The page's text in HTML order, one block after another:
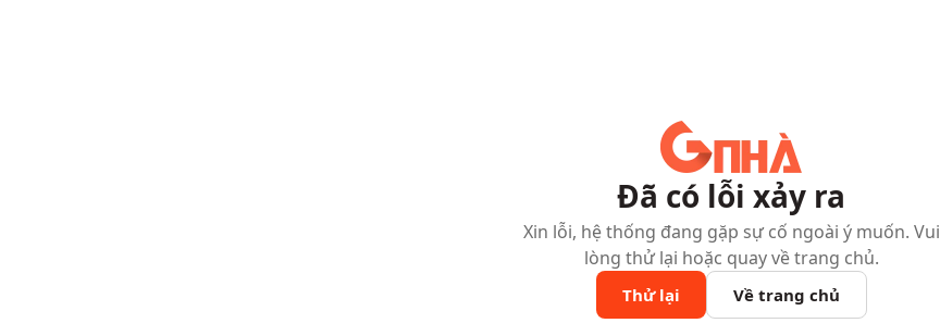
Đã có lỗi xảy ra
Xin lỗi, hệ thống đang gặp sự cố ngoài ý muốn. Vui
lòng thử lại hoặc quay về trang chủ.
Thử lại Về trang chủ